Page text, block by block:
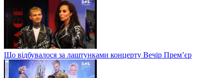
Що відбувалося за лаштунками концерту Вечір Прем’єр